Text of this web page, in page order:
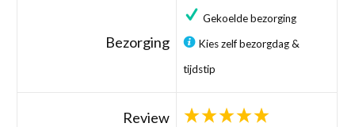
Bezorging
Gekoelde bezorging
Kies zelf bezorgdag &
tijdstip
Review